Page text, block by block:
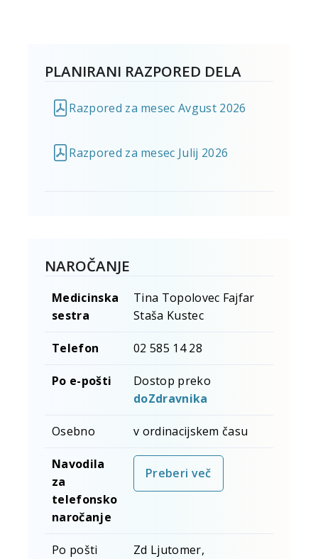
PLANIRANI RAZPORED DELA
Razpored za mesec Avgust 2026
Razpored za mesec Julij 2026
NAROČANJE
Medicinska
sestra
Tina Topolovec Fajfar
Staša Kustec
Telefon 02 585 14 28
Po e-pošti
Dostop preko
doZdravnika
Osebno v ordinacijskem času
Navodila
za
telefonsko
naročanje
Preberi več
Po pošti
Zd Ljutomer,